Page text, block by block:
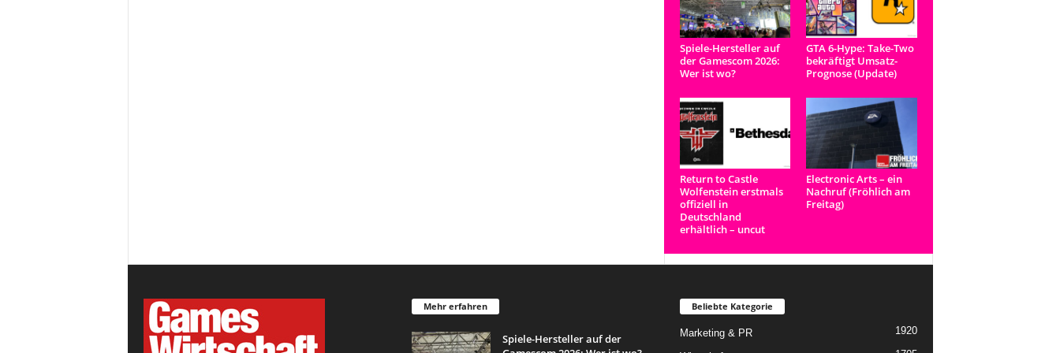
Spiele-Hersteller auf
der Gamescom 2026:
Wer ist wo?
GTA 6-Hype: Take-Two
bekräftigt Umsatz-
Prognose (Update)
Return to Castle
Wolfenstein erstmals
offiziell in
Deutschland
erhältlich – uncut
Electronic Arts – ein
Nachruf (Fröhlich am
Freitag)
Mehr erfahren
Spiele-Hersteller auf der
Beliebte Kategorie
Marketing & PR 1920